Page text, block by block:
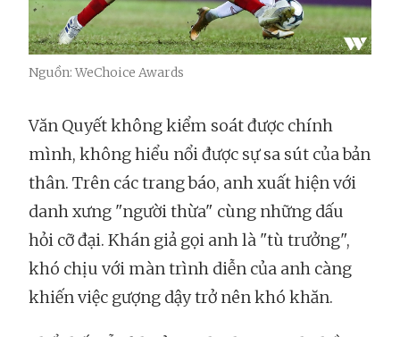
Nguồn: WeChoice Awards
Văn Quyết không kiểm soát được chính
mình, không hiểu nổi được sự sa sút của bản
thân. Trên các trang báo, anh xuất hiện với
danh xưng "người thừa" cùng những dấu
hỏi cỡ đại. Khán giả gọi anh là "tù trưởng",
khó chịu với màn trình diễn của anh càng
khiến việc gượng dậy trở nên khó khăn.